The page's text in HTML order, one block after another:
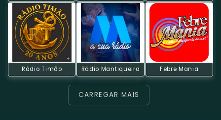
Rádio Timão Rádio Mantiqueira Febre Mania
CARREGAR MAIS